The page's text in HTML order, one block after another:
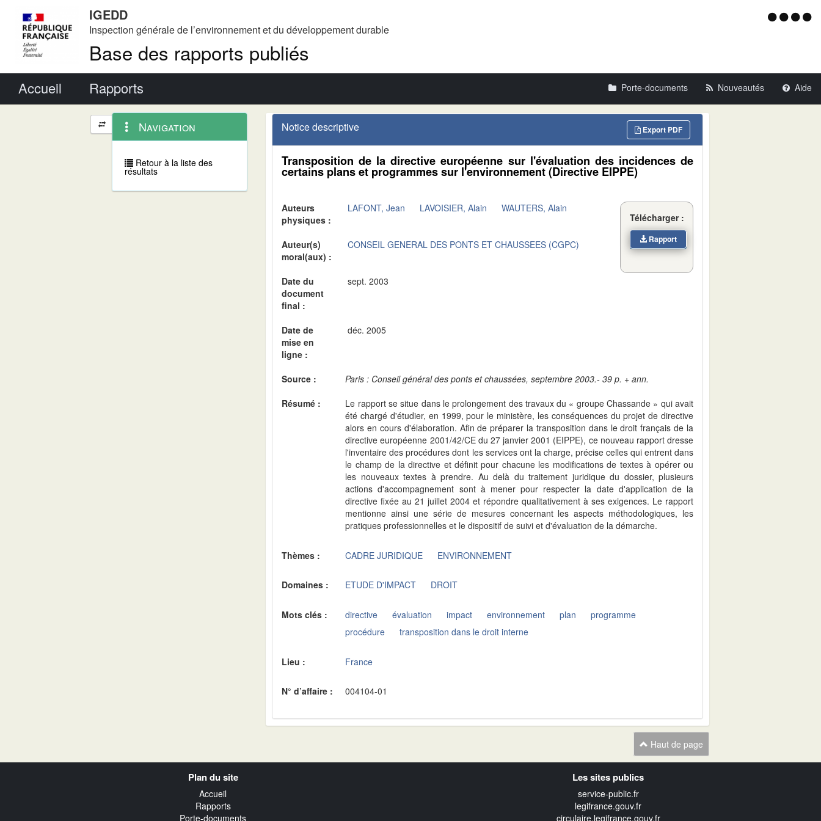
IGEDD
Inspection générale de l’environnement et du développement durable
Base des rapports publiés
Menu
Accueil Rapports Porte-documents Nouveautés Aide
Navigation
et
outils
annexes
contextuel
Navigation
Retour à la liste des
résultats
Notice descriptive Export PDF
Transposition de la directive européenne sur l'évaluation des incidences de
certains plans et programmes sur l'environnement (Directive EIPPE)
Auteurs
physiques :
LAFONT, Jean LAVOISIER, Alain WAUTERS, Alain
Auteur(s)
moral(aux) :
CONSEIL GENERAL DES PONTS ET CHAUSSEES (CGPC)
Date du
document
final :
sept. 2003
Date de
mise en
ligne :
déc. 2005
Télécharger :
Rapport
Source :
Paris : Conseil général des ponts et chaussées, septembre 2003.- 39 p. + ann.
Résumé :
Le rapport se situe dans le prolongement des travaux du « groupe Chassande » qui avait
été chargé d'étudier, en 1999, pour le ministère, les conséquences du projet de directive
alors en cours d'élaboration. Afin de préparer la transposition dans le droit français de la
directive européenne 2001/42/CE du 27 janvier 2001 (EIPPE), ce nouveau rapport dresse
l'inventaire des procédures dont les services ont la charge, précise celles qui entrent dans
le champ de la directive et définit pour chacune les modifications de textes à opérer ou
les nouveaux textes à prendre. Au delà du traitement juridique du dossier, plusieurs
actions d'accompagnement sont à mener pour respecter la date d'application de la
directive fixée au 21 juillet 2004 et répondre qualitativement à ses exigences. Le rapport
mentionne ainsi une série de mesures concernant les aspects méthodologiques, les
pratiques professionnelles et le dispositif de suivi et d'évaluation de la démarche.
Thèmes : CADRE JURIDIQUE ENVIRONNEMENT
Domaines : ETUDE D'IMPACT DROIT
Mots clés : directive évaluation impact environnement plan
programme
procédure
transposition dans le droit interne
Lieu : France
N° d’affaire : 004104-01
Haut de page
Plan du site
Accueil
Rapports
Porte-documents
Les sites publics
service-public.fr
legifrance.gouv.fr
circulaire.legifrance.gouv.fr